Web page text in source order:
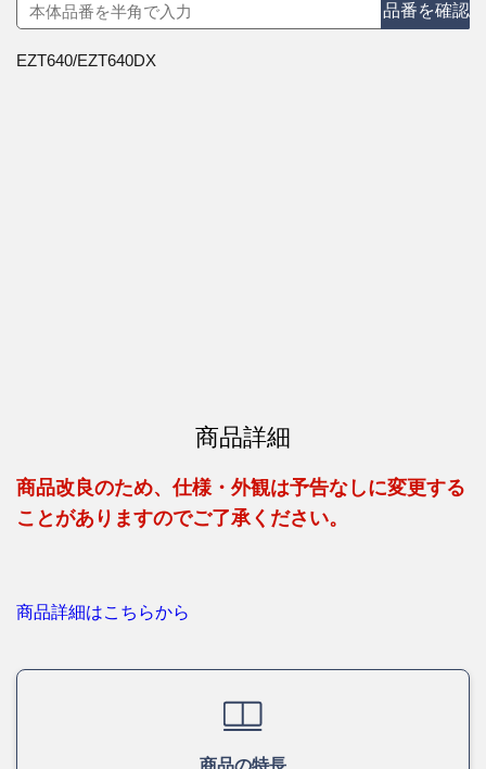
品番を確認
EZT640/EZT640DX
商品詳細
商品改良のため、仕様・外観は予告なしに変更する
ことがありますのでご了承ください。
商品詳細はこちらから